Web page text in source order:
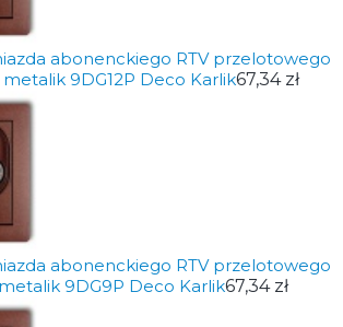
abonenckiego RTV przelotowego
9DG12P Deco Karlik67,34 zł
abonenckiego RTV przelotowego
9DG9P Deco Karlik67,34 zł